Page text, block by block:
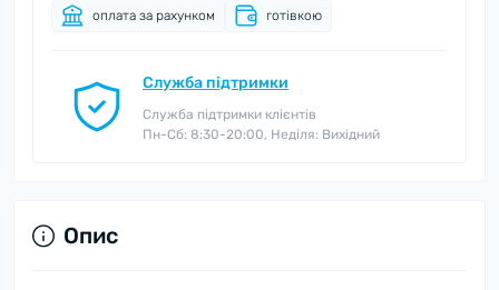
оплата за рахунком готівкою
Служба підтримки
Служба підтримки клієнтів
Пн-Сб: 8:30-20:00, Неділя: Вихідний
Опис